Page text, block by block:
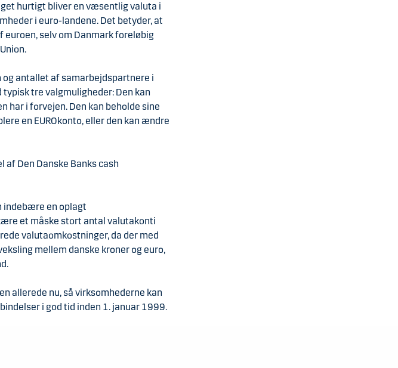
hurtigt bliver en væsentlig valuta i
i euro-landene. Det betyder, at
selv om Danmark foreløbig
antallet af samarbejdspartnere i
tre valgmuligheder: Den kan
i forvejen. Den kan beholde sine
en EUROkonto, eller den kan ændre
af Den Danske Banks cash
indebære en oplagt
et måske stort antal valutakonti
valutaomkostninger, da der med
mellem danske kroner og euro,
allerede nu, så virksomhederne kan
i god tid inden 1. januar 1999.